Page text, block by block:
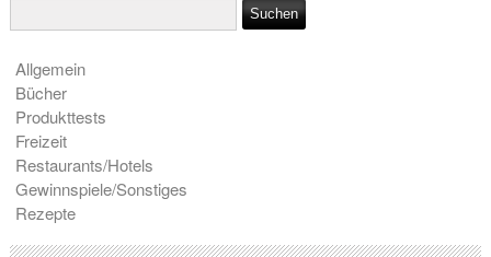
Allgemein
Bücher
Produkttests
Freizeit
Restaurants/Hotels
Gewinnspiele/Sonstiges
Rezepte